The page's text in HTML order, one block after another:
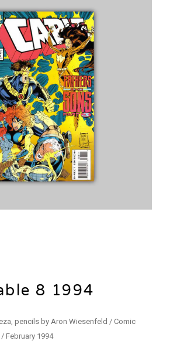
8 1994
pencils by Aron Wiesenfeld / Comic
February 1994